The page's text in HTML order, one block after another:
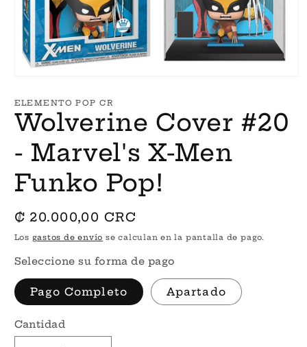
multimedia
1
en
una
ventana
modal
ELEMENTO POP CR
Wolverine Cover #20
- Marvel's X-Men
Funko Pop!
Precio
habitual
₡ 20.000,00 CRC
Los gastos de envío se calculan en la pantalla de pago.
Seleccione su forma de pago
Pago Completo Apartado
Cantidad